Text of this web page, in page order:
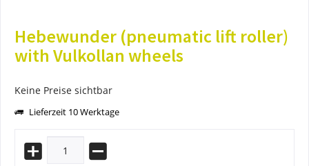
Hebewunder (pneumatic lift roller)
with Vulkollan wheels
Keine Preise sichtbar
Lieferzeit 10 Werktage